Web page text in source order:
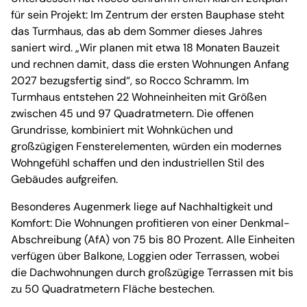
für sein Projekt: Im Zentrum der ersten Bauphase steht
das Turmhaus, das ab dem Sommer dieses Jahres
saniert wird. „Wir planen mit etwa 18 Monaten Bauzeit
und rechnen damit, dass die ersten Wohnungen Anfang
2027 bezugsfertig sind“, so Rocco Schramm. Im
Turmhaus entstehen 22 Wohneinheiten mit Größen
zwischen 45 und 97 Quadratmetern. Die offenen
Grundrisse, kombiniert mit Wohnküchen und
großzügigen Fensterelementen, würden ein modernes
Wohngefühl schaffen und den industriellen Stil des
Gebäudes aufgreifen.
Besonderes Augenmerk liege auf Nachhaltigkeit und
Komfort: Die Wohnungen profitieren von einer Denkmal-
Abschreibung (AfA) von 75 bis 80 Prozent. Alle Einheiten
verfügen über Balkone, Loggien oder Terrassen, wobei
die Dachwohnungen durch großzügige Terrassen mit bis
zu 50 Quadratmetern Fläche bestechen.